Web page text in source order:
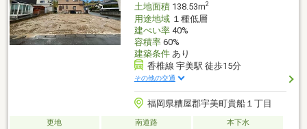
土地面積138.53m2
用途地域１種低層
建ぺい率40%
容積率60%
建築条件あり
香椎線 宇美駅 徒歩15分
その他の交通
福岡県糟屋郡宇美町貴船１丁目
更地 南道路
本下水